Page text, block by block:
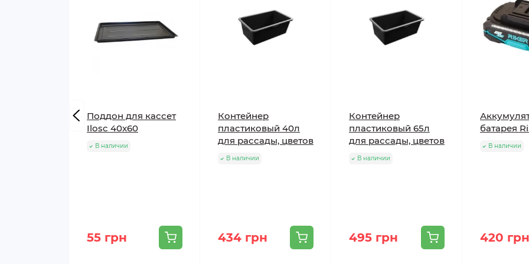
Поддон для кассет
Ilosc 40x60
В наличии
55 грн
Контейнер
пластиковый 40л
для рассады, цветов
В наличии
434 грн
Контейнер
пластиковый 65л
для рассады, цветов
В наличии
495 грн
батарея
В наличии
420 грн